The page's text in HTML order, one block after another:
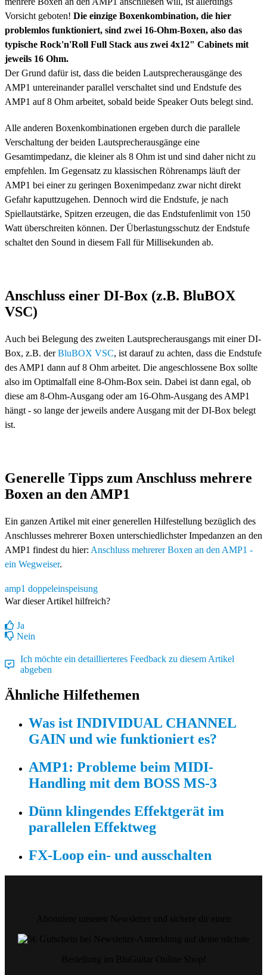
Vorsicht geboten! Die einzige Boxenkombination, die hier
problemlos funktioniert, sind zwei 16-Ohm-Boxen, also das
typische Rock'n'Roll Full Stack aus zwei 4x12" Cabinets mit
jeweils 16 Ohm.
Der Grund dafür ist, dass die beiden Lautsprecherausgänge des
AMP1 untereinander parallel verschaltet sind und Endstufe des
AMP1 auf 8 Ohm arbeitet, sobald beide Speaker Outs belegt sind.
Alle anderen Boxenkombinationen ergeben durch die parallele
Verschaltung der beiden Lautsprecherausgänge eine
Gesamtimpedanz, die kleiner als 8 Ohm ist und sind daher nicht zu
empfehlen. Im Gegensatz zu klassischen Röhrenamps läuft der
AMP1 bei einer zu geringen Boxenimpedanz zwar nicht direkt
Gefahr kaputtzugehen. Dennoch wird die Endstufe, je nach
Spiellautstärke, Spitzen erzeugen, die das Endstufenlimit von 150
Watt überschreiten können. Der Überlastungsschutz der Endstufe
schaltet den Sound in diesem Fall für Millisekunden ab.
Anschluss einer DI-Box (z.B. BluBOX
VSC)
Auch bei Belegung des zweiten Lautsprecherausgangs mit einer DI-
Box, z.B. derBluBOX VSC, ist darauf zu achten, dass die Endstufe
des AMP1 dann auf 8 Ohm arbeitet. Die angeschlossene Box sollte
also im Optimalfall eine 8-Ohm-Box sein. Dabei ist dann egal, ob
diese am 8-Ohm-Ausgang oder am 16-Ohm-Ausgang des AMP1
hängt - so lange der jeweils andere Ausgang mit der DI-Box belegt
ist.
Generelle Tipps zum Anschluss mehrere
Boxen an den AMP1
Ein ganzen Artikel mit einer generellen Hilfestellung bezüglich des
Anschlusses mehrerer Boxen unterschiedlichster Impedanzen an den
AMP1 findest du hier: Anschluss mehrerer Boxen an den AMP1 -
ein Wegweiser‍.
amp1 doppeleinspeisung
War dieser Artikel hilfreich?
Ja
Nein
Ich möchte ein detaillierteres Feedback zu diesem Artikel
abgeben
Ähnliche Hilfethemen
Was ist INDIVIDUAL CHANNEL
GAIN und wie funktioniert es?
AMP1: Probleme beim MIDI-
Handling mit dem BOSS MS-3
Dünn klingendes Effektgerät im
parallelen Effektweg
FX-Loop ein- und ausschalten